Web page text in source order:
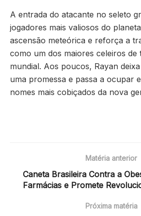
A entrada do atacante no seleto
jogadores mais valiosos do
ascensão meteórica e reforça a
como um dos maiores celeiros
mundial. Aos poucos, Rayan
uma promessa e passa a ocupar
nomes mais cobiçados da nova
Matéria anterior
Caneta Brasileira Contra a
Farmácias e Promete
Próxima matéria